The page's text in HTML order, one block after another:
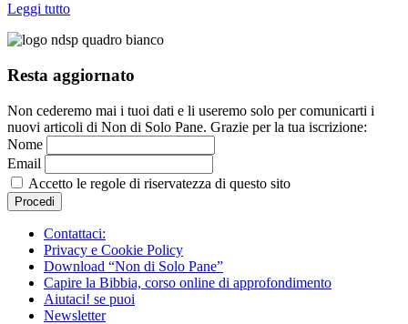
Leggi tutto
Resta aggiornato
Non cederemo mai i tuoi dati e li useremo solo per comunicarti i
nuovi articoli di Non di Solo Pane. Grazie per la tua iscrizione:
Nome
Email
Accetto le regole di riservatezza di questo sito
Contattaci:
Privacy e Cookie Policy
Download “Non di Solo Pane”
Capire la Bibbia, corso online di approfondimento
Aiutaci! se puoi
Newsletter